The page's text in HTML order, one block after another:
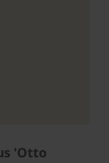
'Otto